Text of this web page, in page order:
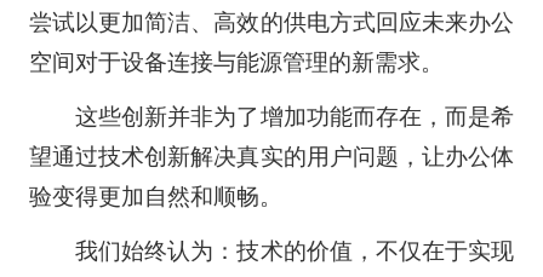
尝试以更加简洁、高效的供电方式回应未来办公
空间对于设备连接与能源管理的新需求。
这些创新并非为了增加功能而存在，而是希
望通过技术创新解决真实的用户问题，让办公体
验变得更加自然和顺畅。
我们始终认为：技术的价值，不仅在于实现